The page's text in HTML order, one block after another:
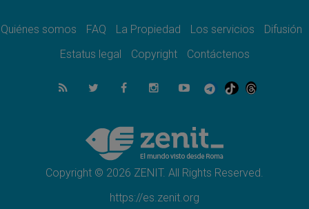
como misión al servicio del Evangelio
SIGNIS 2026, dar voz a las religiosas en el
07.08.2026
Lanzan un proyecto de empoderamiento
Programa oficial del Viaje Apostólico del
Papa León XIV a Francia
Quiénes somos FAQ La Propiedad Los servicios
Difusión
Estatus legal
Copyright Contáctenos
Copyright © 2026 ZENIT. All Rights Reserved.
https://es.zenit.org